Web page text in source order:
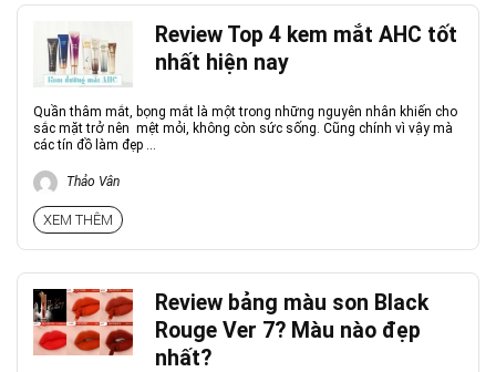
Review Top 4 kem mắt AHC tốt
nhất hiện nay
Quần thâm mắt, bọng mắt là một trong những nguyên nhân khiến cho
sắc mặt trở nên mệt mỏi, không còn sức sống. Cũng chính vì vậy mà
các tín đồ làm đẹp ...
Thảo Vân
XEM THÊM
Review bảng màu son Black
Rouge Ver 7? Màu nào đẹp
nhất?